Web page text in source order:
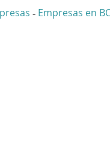
- Empresas en